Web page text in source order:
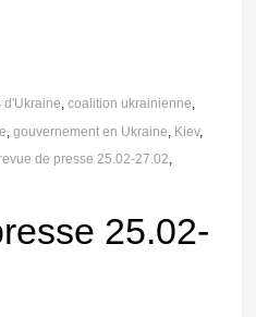
d'Ukraine coalition ukrainienne
gouvernement en Ukraine Kiev,
revue de presse 25.02-27.02
25.02-